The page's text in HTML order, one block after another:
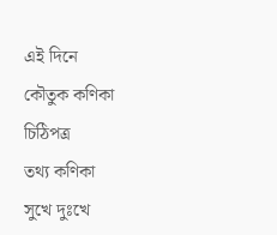
এই দিনে
কৌতুক কণিকা
চিঠিপত্র
তথ্য কণিকা
সুখে দুঃখে